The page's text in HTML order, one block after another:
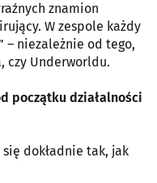
znamion
W zespole każdy
– niezależnie od tego,
czy Underworldu.
początku działalności
dokładnie tak, jak